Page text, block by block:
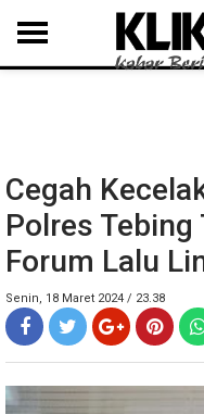
MEDAN LANGKAT
Cegah
Polres
Forum Lalu
Senin, 18 Maret 2024 / 23.38